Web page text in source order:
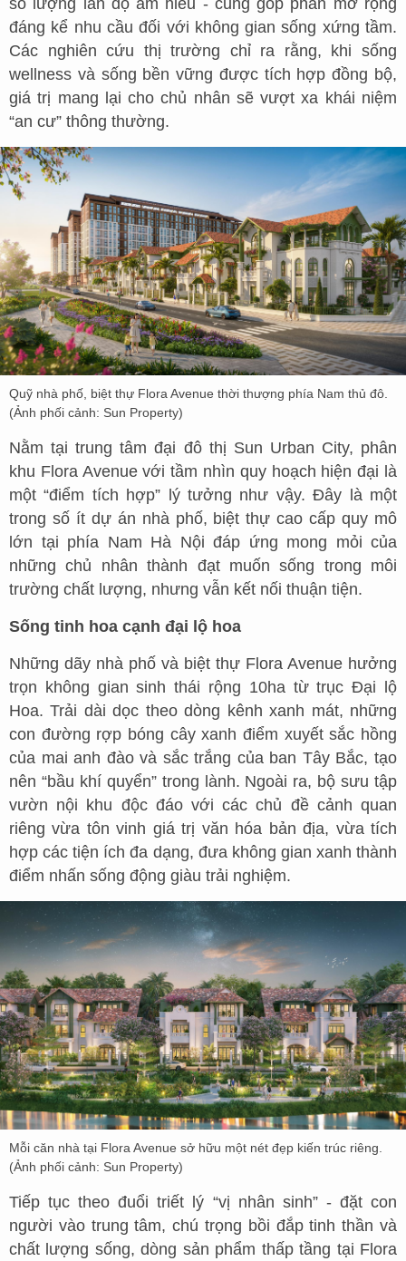
đáng kể nhu cầu đối với không gian sống xứng tầm.
Các nghiên cứu thị trường chỉ ra rằng, khi sống
wellness và sống bền vững được tích hợp đồng bộ,
giá trị mang lại cho chủ nhân sẽ vượt xa khái niệm
“an cư” thông thường.
Quỹ nhà phố, biệt thự Flora Avenue thời thượng phía Nam thủ đô.
(Ảnh phối cảnh: Sun Property)
Nằm tại trung tâm đại đô thị Sun Urban City, phân
khu Flora Avenue với tầm nhìn quy hoạch hiện đại là
một “điểm tích hợp” lý tưởng như vậy. Đây là một
trong số ít dự án nhà phố, biệt thự cao cấp quy mô
lớn tại phía Nam Hà Nội đáp ứng mong mỏi của
những chủ nhân thành đạt muốn sống trong môi
trường chất lượng, nhưng vẫn kết nối thuận tiện.
Sống tinh hoa cạnh đại lộ hoa
Những dãy nhà phố và biệt thự Flora Avenue hưởng
trọn không gian sinh thái rộng 10ha từ trục Đại lộ
Hoa. Trải dài dọc theo dòng kênh xanh mát, những
con đường rợp bóng cây xanh điểm xuyết sắc hồng
của mai anh đào và sắc trắng của ban Tây Bắc, tạo
nên “bầu khí quyển” trong lành. Ngoài ra, bộ sưu tập
vườn nội khu độc đáo với các chủ đề cảnh quan
riêng vừa tôn vinh giá trị văn hóa bản địa, vừa tích
hợp các tiện ích đa dạng, đưa không gian xanh thành
điểm nhấn sống động giàu trải nghiệm.
Mỗi căn nhà tại Flora Avenue sở hữu một nét đẹp kiến trúc riêng.
(Ảnh phối cảnh: Sun Property)
Tiếp tục theo đuổi triết lý “vị nhân sinh” - đặt con
người vào trung tâm, chú trọng bồi đắp tinh thần và
chất lượng sống, dòng sản phẩm thấp tầng tại Flora